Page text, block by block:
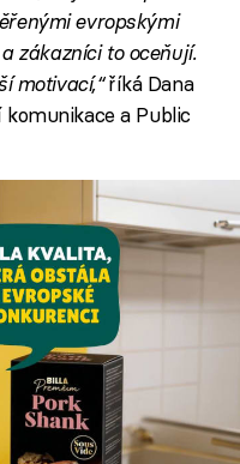
evropskými
zákazníci to oceňují.
motivací,“říká Dana
a Public